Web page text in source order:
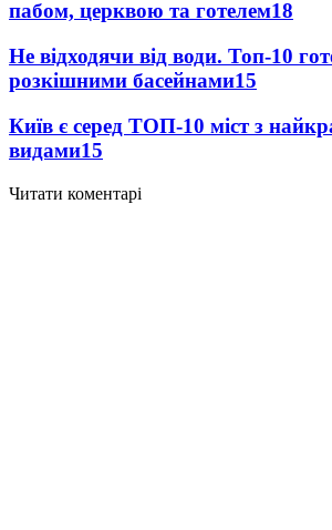
пабом, церквою та готелем18
Не відходячи від води. Топ-10
розкішними басейнами15
Київ є серед ТОП-10 міст з
видами15
Читати коментарі